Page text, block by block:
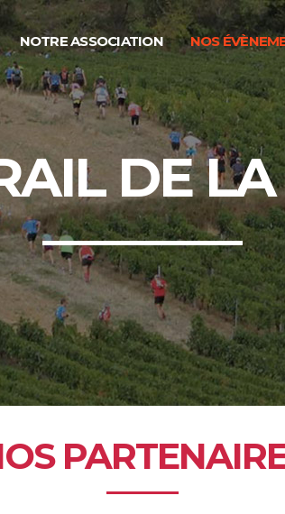
NOTRE ASSOCIATION NOS
DE